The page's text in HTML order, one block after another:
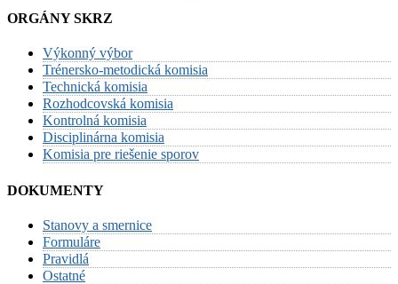
ORGÁNY SKRZ
Výkonný výbor
Trénersko-metodická komisia
Technická komisia
Rozhodcovská komisia
Kontrolná komisia
Disciplinárna komisia
Komisia pre riešenie sporov
DOKUMENTY
Stanovy a smernice
Formuláre
Pravidlá
Ostatné